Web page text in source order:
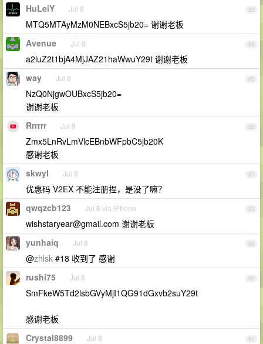
83
HuLeiY Jul 8
MTQ5MTAyMzM0NEBxcS5jb20= 谢谢老板
84
Avenue Jul 8
a2luZ2t1bjA4MjJAZ21haWwuY29t 谢谢老板
85
way Jul 8
NzQ0NjgwOUBxcS5jb20=
谢谢老板
86
Rrrrrr Jul 8
Zmx5LnRvLmVlcEBnbWFpbC5jb20K
感谢老板
87
skwyl Jul 8
优惠码 V2EX 不能注册捏，是没了嘛？
88
qwqzcb123 Jul 8 via iPhone
wishstaryear@gmail.com 谢谢老板
89
yunhaiq Jul 8
@zhlsk #18 收到了 感谢
90
rushi75 Jul 8
SmFkeW5Td2lsbGVyMjI1QG91dGxvb2suY29t
感谢老板
91
Crystal8899 Jul 8